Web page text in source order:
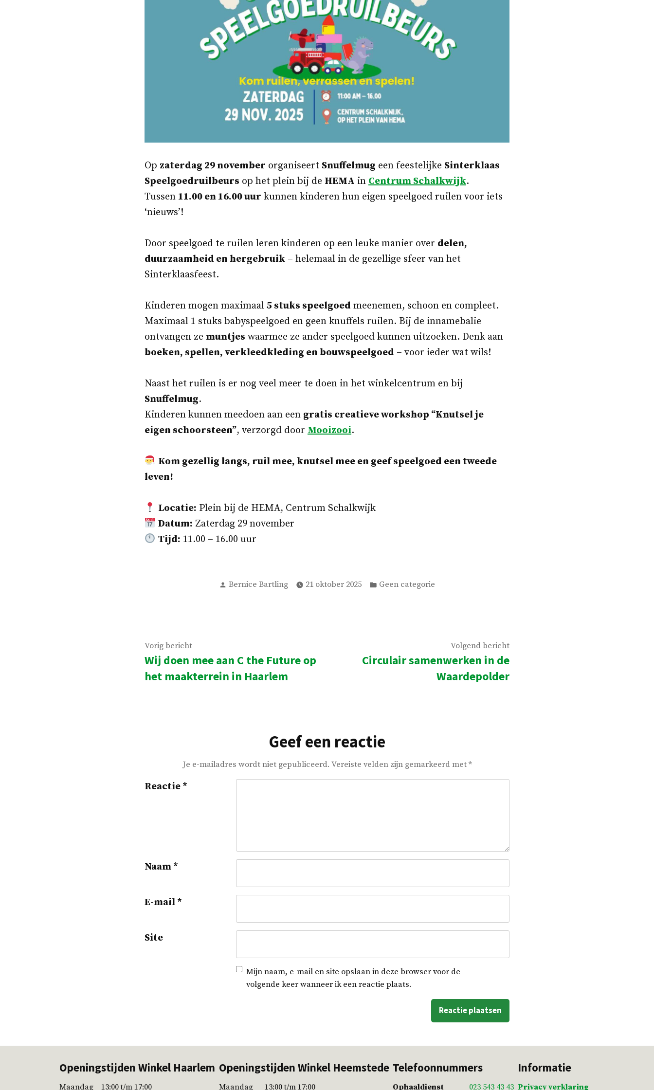
Op zaterdag 29 november organiseert Snuffelmug een feestelijke Sinterklaas
Speelgoedruilbeurs op het plein bij de HEMA in Centrum Schalkwijk.
Tussen 11.00 en 16.00 uur kunnen kinderen hun eigen speelgoed ruilen voor iets
‘nieuws’!
Door speelgoed te ruilen leren kinderen op een leuke manier over delen,
duurzaamheid en hergebruik – helemaal in de gezellige sfeer van het
Sinterklaasfeest.
Kinderen mogen maximaal 5 stuks speelgoed meenemen, schoon en compleet.
Maximaal 1 stuks babyspeelgoed en geen knuffels ruilen. Bij de innamebalie
ontvangen ze muntjes waarmee ze ander speelgoed kunnen uitzoeken. Denk aan
boeken, spellen, verkleedkleding en bouwspeelgoed – voor ieder wat wils!
Naast het ruilen is er nog veel meer te doen in het winkelcentrum en bij
Snuffelmug.
Kinderen kunnen meedoen aan een gratis creatieve workshop “Knutsel je
eigen schoorsteen”, verzorgd door Mooizooi.
Kom gezellig langs, ruil mee, knutsel mee en geef speelgoed een tweede
leven!
Locatie: Plein bij de HEMA, Centrum Schalkwijk
Datum: Zaterdag 29 november
Tijd: 11.00 – 16.00 uur
Geplaatst
Bernice Bartling 21 oktober 2025
Geplaatst
Geen categorie
Bericht
navigatie
Vorig berichtVorig
bericht:
Wij doen mee aan C the Future op
het maakterrein in Haarlem
Volgend berichtVolgend
bericht:
Circulair samenwerken in de
Waardepolder
Geef een reactie
Je e-mailadres wordt niet gepubliceerd. Vereiste velden zijn gemarkeerd met*
Reactie *
Naam *
E-mail *
Site
Mijn naam, e-mail en site opslaan in deze browser voor de
volgende keer wanneer ik een reactie plaats.
Openingstijden Winkel Haarlem
Maandag 13:00 t/m 17:00
Openingstijden Winkel Heemstede
Maandag 13:00 t/m 17:00
Telefoonnummers
Ophaaldienst 023 543 43 43
Informatie
Privacy verklaring